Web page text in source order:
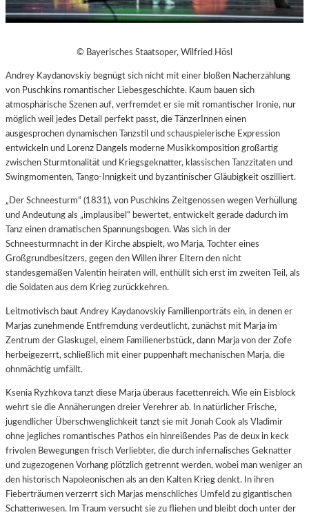
© Bayerisches Staatsoper, Wilfried Hösl
Andrey Kaydanovskiy begnügt sich nicht mit einer bloßen Nacherzählung
von Puschkins romantischer Liebesgeschichte. Kaum bauen sich
atmosphärische Szenen auf, verfremdet er sie mit romantischer Ironie, nur
möglich weil jedes Detail perfekt passt, die TänzerInnen einen
ausgesprochen dynamischen Tanzstil und schauspielerische Expression
entwickeln und Lorenz Dangels moderne Musikkomposition großartig
zwischen Sturmtonalität und Kriegsgeknatter, klassischen Tanzzitaten und
Swingmomenten, Tango-Innigkeit und byzantinischer Gläubigkeit oszilliert.
„Der Schneesturm“ (1831), von Puschkins Zeitgenossen wegen Verhüllung
und Andeutung als „implausibel“ bewertet, entwickelt gerade dadurch im
Tanz einen dramatischen Spannungsbogen. Was sich in der
Schneesturmnacht in der Kirche abspielt, wo Marja, Tochter eines
Großgrundbesitzers, gegen den Willen ihrer Eltern den nicht
standesgemäßen Valentin heiraten will, enthüllt sich erst im zweiten Teil, als
die Soldaten aus dem Krieg zurückkehren.
Leitmotivisch baut Andrey Kaydanovskiy Familienporträts ein, in denen er
Marjas zunehmende Entfremdung verdeutlicht, zunächst mit Marja im
Zentrum der Glaskugel, einem Familienerbstück, dann Marja von der Zofe
herbeigezerrt, schließlich mit einer puppenhaft mechanischen Marja, die
ohnmächtig umfällt.
Ksenia Ryzhkova tanzt diese Marja überaus facettenreich. Wie ein Eisblock
wehrt sie die Annäherungen dreier Verehrer ab. In natürlicher Frische,
jugendlicher Überschwenglichkeit tanzt sie mit Jonah Cook als Vladimir
ohne jegliches romantisches Pathos ein hinreißendes Pas de deux in keck
frivolen Bewegungen frisch Verliebter, die durch infernalisches Geknatter
und zugezogenen Vorhang plötzlich getrennt werden, wobei man weniger an
den historisch Napoleonischen als an den Kalten Krieg denkt. In ihren
Fieberträumen verzerrt sich Marjas menschliches Umfeld zu gigantischen
Schattenwesen. Im Traum versucht sie zu fliehen und bleibt doch unter der